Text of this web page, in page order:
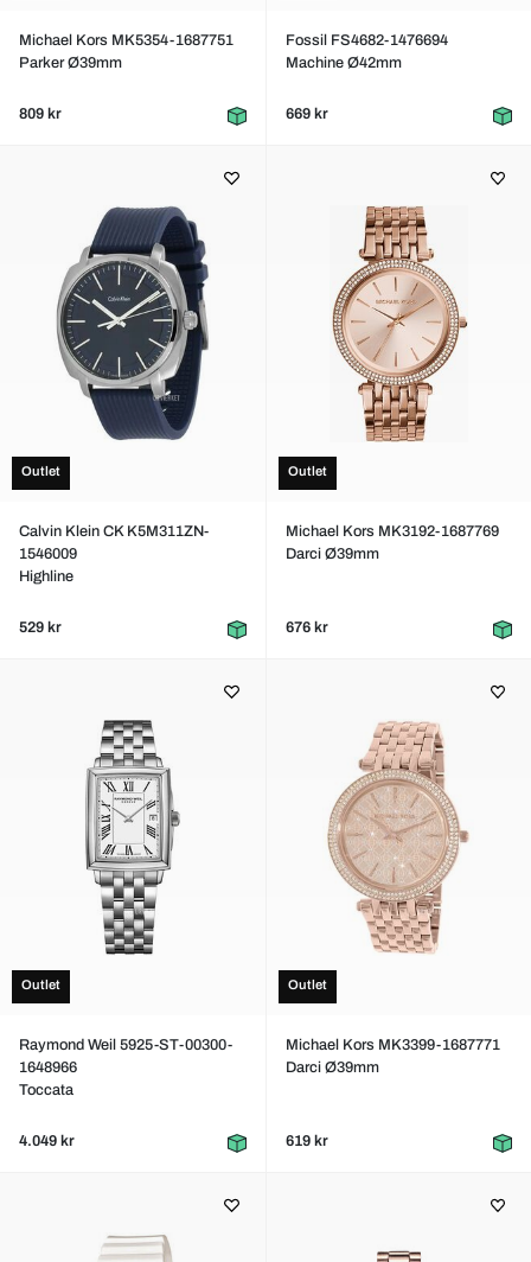
Michael Kors MK5354-1687751
Parker Ø39mm
809 kr
Fossil FS4682-1476694
Machine Ø42mm
669 kr
Outlet
Calvin Klein CK K5M311ZN-
1546009
Highline
529 kr
Outlet
Michael Kors MK3192-1687769
Darci Ø39mm
676 kr
Outlet
Raymond Weil 5925-ST-00300-
1648966
Toccata
4.049 kr
Outlet
Michael Kors MK3399-1687771
Darci Ø39mm
619 kr